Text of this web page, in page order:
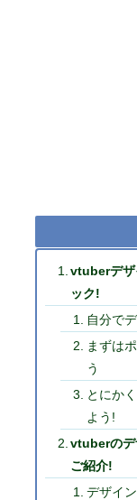
vtuberデザ
ック!
自分で
まずは
う
とにか
よう!
vtuberのデ
ご紹介!
デザイ